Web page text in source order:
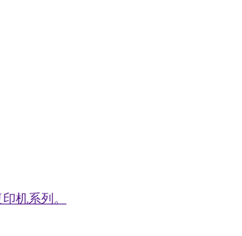
机系列。